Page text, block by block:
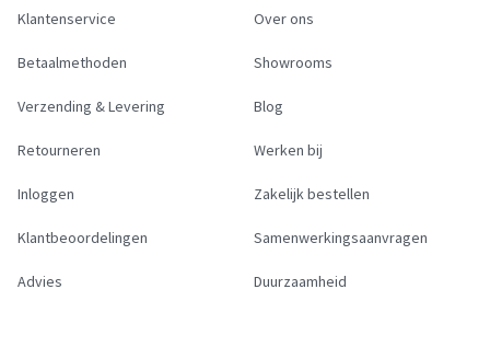
Klantenservice
Betaalmethoden
Verzending & Levering
Retourneren
Inloggen
Klantbeoordelingen
Advies
Over ons
Showrooms
Blog
Werken bij
Zakelijk bestellen
Samenwerkingsaanvragen
Duurzaamheid